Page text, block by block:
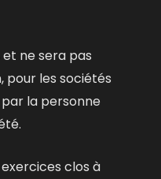
et ne sera pas
pour les sociétés
la personne
clos à